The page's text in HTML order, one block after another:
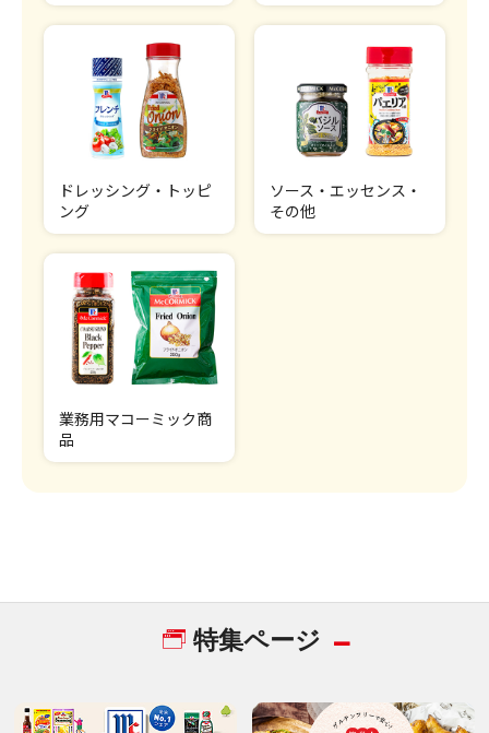
ドレッシング・トッピ
ング
ソース・エッセンス・
その他
業務用マコーミック商
品
特集ページ